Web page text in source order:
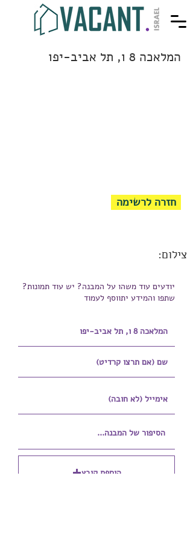
המלאכה 8 ו, תל אביב-יפו
חזרה לרשימה
צילום:
יודעים עוד משהו על המבנה? יש עוד תמונות?
שתפו והמידע יתווסף לעמוד
הוספת קובץ